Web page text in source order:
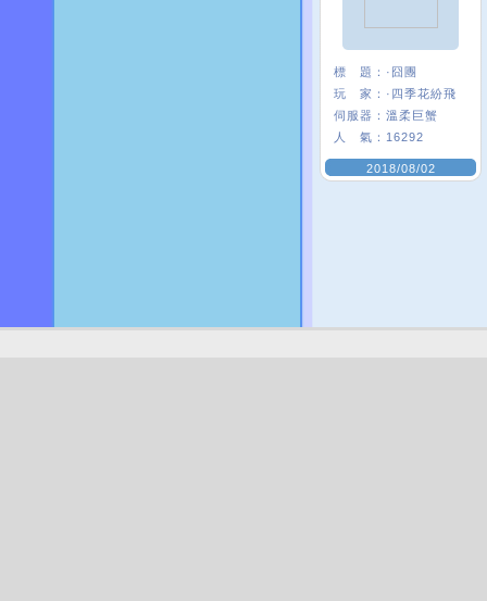
標 題： ·囧團
玩 家： ·四季花紛飛
伺服器： 溫柔巨蟹
人 氣： 16292
2018/08/02